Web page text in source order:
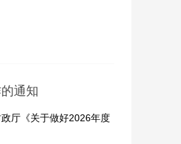
通知
厅《关于做好2026年度